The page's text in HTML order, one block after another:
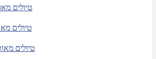
טיולים
טיולים
טיולים